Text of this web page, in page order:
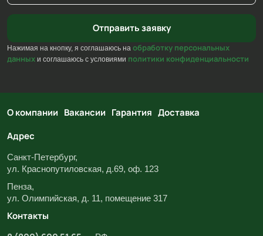
Нажимая на кнопку, я соглашаюсь на обработку персональных
данных и соглашаюсь с условиями политики конфиденциальности
О компании Вакансии Гарантия Доставка
Адрес
Санкт-Петербург,
ул. Краснопутиловская, д.69, оф. 123
Пенза,
ул. Олимпийская, д. 11, помещение 317
Контакты